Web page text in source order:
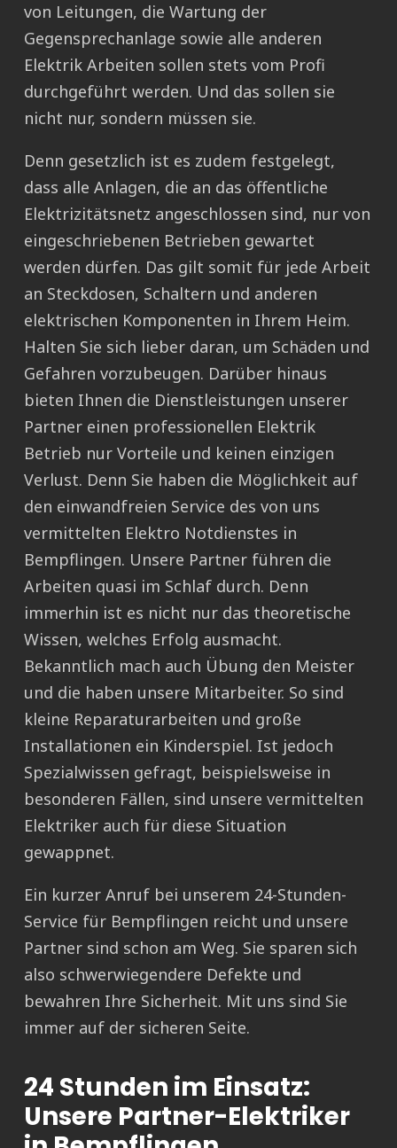
von Leitungen, die Wartung der
Gegensprechanlage sowie alle anderen
Elektrik Arbeiten sollen stets vom Profi
durchgeführt werden. Und das sollen sie
nicht nur, sondern müssen sie.
Denn gesetzlich ist es zudem festgelegt,
dass alle Anlagen, die an das öffentliche
Elektrizitätsnetz angeschlossen sind, nur von
eingeschriebenen Betrieben gewartet
werden dürfen. Das gilt somit für jede Arbeit
an Steckdosen, Schaltern und anderen
elektrischen Komponenten in Ihrem Heim.
Halten Sie sich lieber daran, um Schäden und
Gefahren vorzubeugen. Darüber hinaus
bieten Ihnen die Dienstleistungen unserer
Partner einen professionellen Elektrik
Betrieb nur Vorteile und keinen einzigen
Verlust. Denn Sie haben die Möglichkeit auf
den einwandfreien Service des von uns
vermittelten Elektro Notdienstes in
Bempflingen. Unsere Partner führen die
Arbeiten quasi im Schlaf durch. Denn
immerhin ist es nicht nur das theoretische
Wissen, welches Erfolg ausmacht.
Bekanntlich mach auch Übung den Meister
und die haben unsere Mitarbeiter. So sind
kleine Reparaturarbeiten und große
Installationen ein Kinderspiel. Ist jedoch
Spezialwissen gefragt, beispielsweise in
besonderen Fällen, sind unsere vermittelten
Elektriker auch für diese Situation
gewappnet.
Ein kurzer Anruf bei unserem 24-Stunden-
Service für Bempflingen reicht und unsere
Partner sind schon am Weg. Sie sparen sich
also schwerwiegendere Defekte und
bewahren Ihre Sicherheit. Mit uns sind Sie
immer auf der sicheren Seite.
24 Stunden im Einsatz:
Unsere Partner-Elektriker